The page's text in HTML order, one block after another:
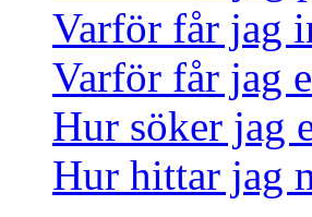
Varför får jag
Varför får jag
Hur söker jag
Hur hittar jag